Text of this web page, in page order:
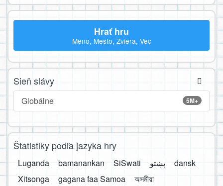
Hrať hru
Meno, Mesto, Zviera, Vec
Sieň slávy
5M+
Globálne
Štatistiky podľa jazyka hry
Luganda bamanankan SiSwati پښتو
dansk
Xitsonga
gagana faa Samoa
অসমীয়া